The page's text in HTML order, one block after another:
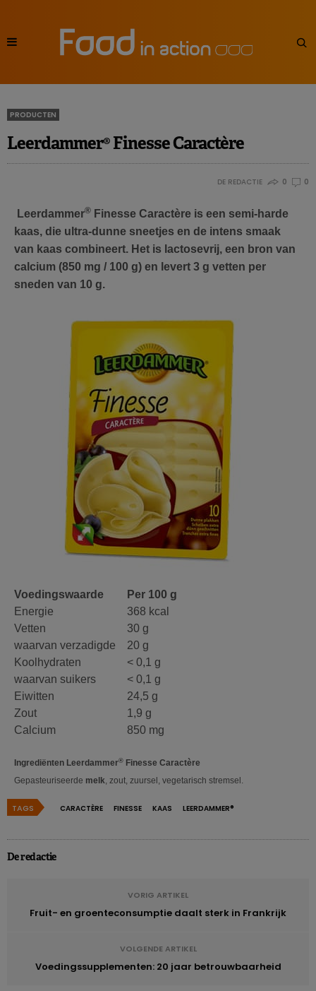
PRODUCTEN
Leerdammer® Finesse Caractère
DE REDACTIE 0 0
Leerdammer® Finesse Caractère is een semi-harde
kaas, die ultra-dunne sneetjes en de intens smaak
van kaas combineert. Het is lactosevrij, een bron van
calcium (850 mg / 100 g) en levert 3 g vetten per
sneden van 10 g.
Voedingswaarde
Per 100 g
Energie
368 kcal
Vetten
waarvan verzadigde
30 g
20 g
Koolhydraten
waarvan suikers
< 0,1 g
< 0,1 g
Eiwitten
24,5 g
Zout
1,9 g
Calcium
850 mg
Ingrediënten Leerdammer® Finesse Caractère
Gepasteuriseerde melk, zout, zuursel, vegetarisch stremsel.
TAGS CARACTÈRE FINESSE KAAS LEERDAMMER®
De redactie
VORIG ARTIKEL
Fruit- en groenteconsumptie daalt sterk in Frankrijk
VOLGENDE ARTIKEL
Voedingssupplementen: 20 jaar betrouwbaarheid